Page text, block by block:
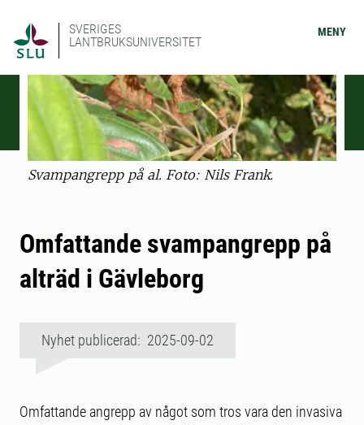
SVERIGES
LANTBRUKSUNIVERSITET
MENY
Svampangrepp på al. Foto: Nils Frank.
Omfattande svampangrepp på
alträd i Gävleborg
Nyhet publicerad: 2025-09-02
Omfattande angrepp av något som tros vara den invasiva